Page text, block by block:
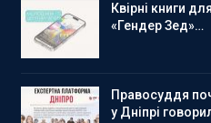
Квірні книги
«Гендер Зед»…
Правосуддя
у Дніпрі